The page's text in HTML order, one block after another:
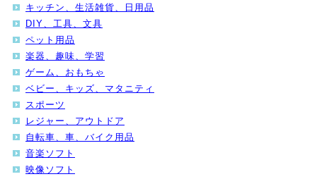
キッチン、生活雑貨、日用品
DIY、工具、文具
ペット用品
楽器、趣味、学習
ゲーム、おもちゃ
ベビー、キッズ、マタニティ
スポーツ
レジャー、アウトドア
自転車、車、バイク用品
音楽ソフト
映像ソフト